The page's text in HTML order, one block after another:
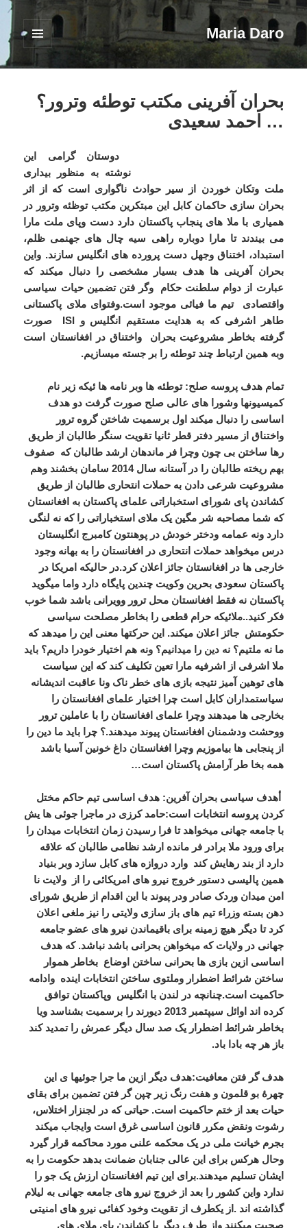
Maria Daro
فهرست
ابزارک‌ها
بحران آفرینی مکتب توطئه وترور؟
… احمد سعیدی
دوستان گرامی این
نوشته به منظور بیداری
ملت وتکان خوردن از سیر حوادث ناگواری است که از اثر
بحران سازی حاکمان کابل این مبتکرین مکتب توظئه وترور در
همیاری با ملا های پنجاب پاکستان دارد دست وپای ملت مارا
می بیندند تا مارا دوباره راهی سیه چال های جهنمی ظلم،
استبداد، اختناق وجهل دست پرورده های انگلیس سازند. واین
بحران آفرینی ها هدف بسیار مشخصی را دنبال میکند که
عبارت از دوام سلطنت حکام وگر فتن تضمین حیات سیاسی
واقتصادی تیم ما فیائی موجود است.وفتوای ملای پاکستانی
طاهر اشرفی که به هدایت مستقیم انگلیس و ISI
صورت
گرفته بخاطر مشروعیت بحران واختناق در افغانستان است
وبه همین ارتباط چند توطئه را بر جسته میسازیم.
تمام هدف پروسه صلح:توطئه ها وبر نامه ها ئیکه زیر نام
کمیسیونها وشورا های عالی صلح صورت گرفت دو هدف
اساسی را دنبال میکند اول برسمیت شاختن گروه ترور
واختناق از مسیر دفتر قطر ثانیا تقویت سنگر طالبان از طریق
رها ساختن بی چون وچرا فر ماندهان ارشد طالبان که صفوف
بهم ریخته طالبان را در آستانه سال 2014 سامان بخشند وهم
مشروعیت شرعی دادن به حملات انتحاری طالبان از طریق
کشاندن پای شورای استخباراتی علمای پاکستان به افغانستان
که شما مصاحبه شر مگین یک ملای استخباراتی را که نه لنگی
دارد ونه عمامه ودختر خودش در پوهنتون کامبرج انگلیستان
درس میخواهد حملات انتحاری در افغانستان را به بهانه وجود
خارجی ها در افغانستان جائز اعلان کرد.در حالیکه امریکا در
پاکستان سعودی بحرین وکویت چندین پایگاه دارد واما میگوید
پاکستان نه فقط افغانستان محل ترور وویرانی باشد شما خوب
فکر کنید..ملائیکه حرام قطعی را بخاطر مصلحت سیاسی
حکومتش جائز اعلان میکند. این حرکتها معنی این را میدهد که
ما نه ملتیم؟ نه دین را میدانیم؟ ونه هم اختیار خودرا داریم؟ باید
ملا اشرفی از اشرفیه مارا تعین تکلیف کند که این سیاست
های توهین آمیز نتیجه بازی های خطر ناک ونا عاقبت اندیشانه
سیاستمداران کابل است چرا اختیار علمای افغانستان را
بخارجی ها میدهند وچرا علمای افغانستان را با عاملین ترور
ووحشت ودشمنان افغانستان پیوند میدهند.؟ چرا باید ما دین را
از پنجابی ها بیاموزیم وچرا افغانستان داغ خونین آسیا باشد
همه بخا طر آرامش پاکستان است…
أهدف سیاسی بحران آفرین: هدف اساسی تیم حاکم مختل
کردن پروسه انتخابات است:حامد کرزی در ماجرا جوئی ها یش
با جامعه جهانی میخواهد تا فرا رسیدن زمان انتخابات میدان را
برای ورود ملا برادر فر مانده ارشد نظامی طالبان که علاقه
دارد از بند رهایش کند وارد دروازه های کابل سازد وبر بنیاد
همین پالیسی دستور خروج نیرو های امریکائی را از ولایت نا
امن میدان وردک صادر ودر پیوند با این اقدام از طریق شورای
دهن بسته وزراء تیم های باز سازی ولایتی را نیز ملغی اعلان
کرد تا دیگر هیچ زمینه برای باقیماندن نیرو های عضو جامعه
جهانی در ولایات که میخواهن بحرانی باشد نباشد. که هدف
اساسی ازین بازی ها بحرانی ساختن اوضاع بخاطر هموار
ساختن شرائط اضطرار وملتوی ساختن انتخابات اینده وادامه
حاکمیت است.چنانچه در لندن با انگلیس وپاکستان توافق
کرده اند اوائل سیپتمبر 2013 دیورند را برسمیت بشناسد ویا
بخاطر شرائط اضطرار یک صد سال دیگر عمرش را تمدید کند
باز هر چه بادا باد.
هدف گر فتن معافیت:هدف دیگر ازین ما جرا جوئیها ی این
چهرۀ بو قلمون و هفت رنگ زیر چپن گر فتن تضمین برای بقای
حیات بعد از ختم حاکمیت است. حیاتی که در لجنزار اختلاس،
رشوت ونقض مکرر قانون اساسی غرق است وایجاب میکند
بجرم خیانت ملی در یک محکمه علنی مورد محاکمه قرار گیرد
وحال هرکس برای این عالی جنابان ضمانت بدهد حکومت را به
ایشان تسلیم میدهند.برای این تیم افغانستان ارزش یک جو را
ندارد واین کشور را بعد از خروج نیرو های جامعه جهانی به لیلام
گذاشته اند .از یکطرف از تقویت وخود کفائی نیرو های امنیتی
صحبت میکنند واز طرف دیگر با کشاندن پای ملای های